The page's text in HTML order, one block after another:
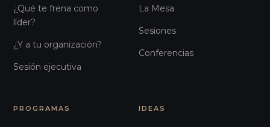
¿Qué te frena como
líder?
¿Y a tu organización?
Sesión ejecutiva
La Mesa
Sesiones
Conferencias
PROGRAMAS IDEAS